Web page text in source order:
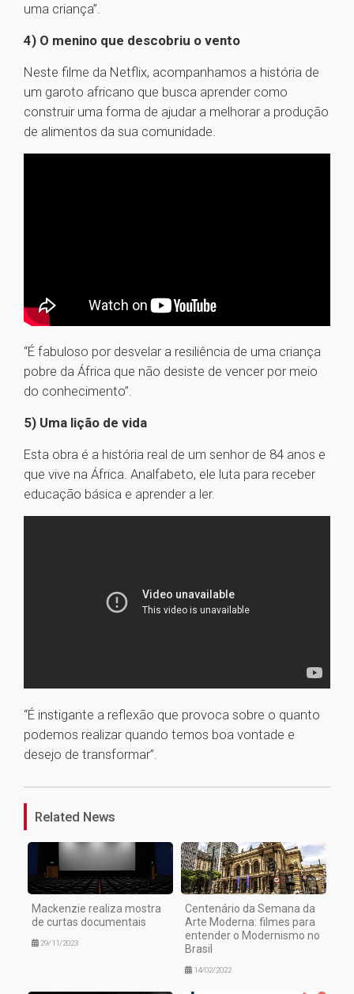
uma criança”.
4) O menino que descobriu o vento
Neste filme da Netflix, acompanhamos a história de
um garoto africano que busca aprender como
construir uma forma de ajudar a melhorar a produção
de alimentos da sua comunidade.
“É fabuloso por desvelar a resiliência de uma criança
pobre da África que não desiste de vencer por meio
do conhecimento”.
5) Uma lição de vida
Esta obra é a história real de um senhor de 84 anos e
que vive na África. Analfabeto, ele luta para receber
educação básica e aprender a ler.
“É instigante a reflexão que provoca sobre o quanto
podemos realizar quando temos boa vontade e
desejo de transformar”.
Related News
Mackenzie realiza mostra
de curtas documentais
29/11/2023
Centenário da Semana da
Arte Moderna: filmes para
entender o Modernismo no
Brasil
14/02/2022